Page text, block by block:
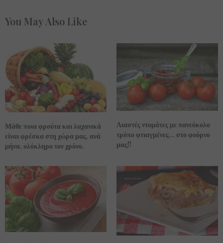
You May Also Like
Μάθε ποια φρούτα και λαχανικά
είναι φρέσκα στη χώρα μας, ανά
μήνα, ολόκληρο τον χρόνο.
Λιαστές ντομάτες με πανεύκολο
τρόπο φτιαγμένες… στο φούρνο
μας!!